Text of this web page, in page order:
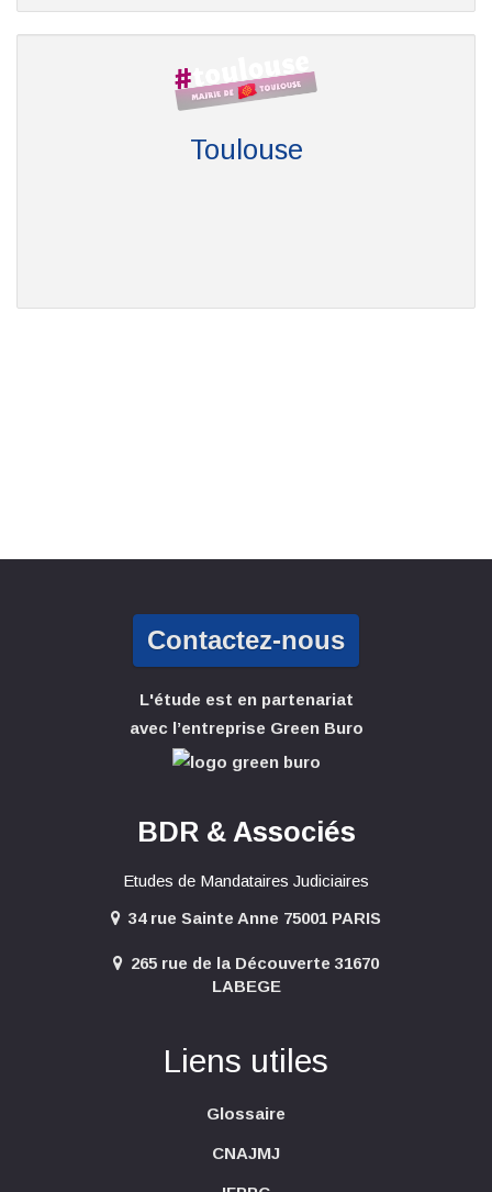
Toulouse
Contactez-nous
L'étude est en partenariat
avec l’entreprise Green Buro
BDR & Associés
Etudes de Mandataires Judiciaires
34 rue Sainte Anne 75001 PARIS
265 rue de la Découverte 31670
LABEGE
Liens utiles
Glossaire
CNAJMJ